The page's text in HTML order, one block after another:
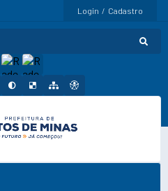
Login / Cadastro